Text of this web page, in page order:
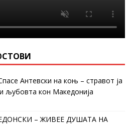
Антевски на коњ – стравот ја
љубовта кон Македонија
– ЖИВЕЕ ДУШАТА НА